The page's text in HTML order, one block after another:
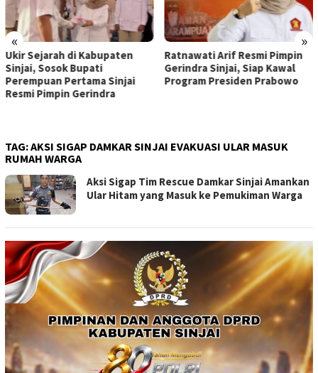
« »
Ukir Sejarah di Kabupaten
Sinjai, Sosok Bupati
Perempuan Pertama Sinjai
Resmi Pimpin Gerindra
Ratnawati Arif Resmi Pimpin
Gerindra Sinjai, Siap Kawal
Program Presiden Prabowo
TAG:AKSI SIGAP DAMKAR SINJAI EVAKUASI ULAR MASUK
RUMAH WARGA
Aksi Sigap Tim Rescue Damkar Sinjai Amankan
Ular Hitam yang Masuk ke Pemukiman Warga